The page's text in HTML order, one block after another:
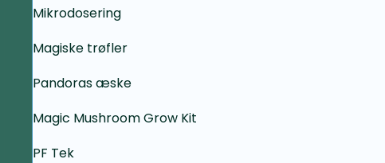
Mikrodosering
Magiske trøfler
Pandoras æske
Magic Mushroom Grow Kit
PF Tek